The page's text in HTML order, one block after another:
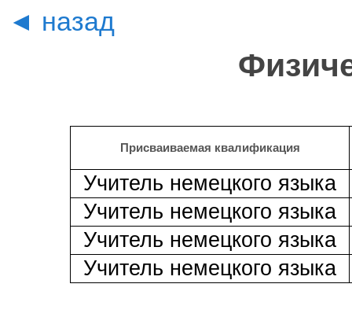
◄ назад
Присваиваемая квалификация
Учитель немецкого языка
Учитель немецкого языка
Учитель немецкого языка
Учитель немецкого языка